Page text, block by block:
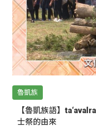
魯凱族
【魯凱族語】
士祭的由來